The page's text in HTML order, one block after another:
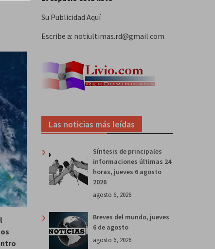
Su Publicidad Aquí
Escribe a: notiultimas.rd@gmail.com
Las noticias más leídas
Síntesis de principales
informaciones últimas 24
horas, jueves 6 agosto
2026
agosto 6, 2026
Breves del mundo, jueves
6 de agosto
agosto 6, 2026